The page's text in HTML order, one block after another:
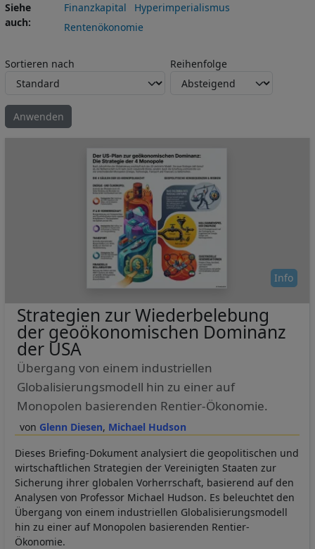
Siehe
auch
Finanzkapital
Hyperimperialismus
Rentenökonomie
Sortieren nach Reihenfolge
Info
Glenn Diesen Michael Hudson
Strategien zur Wiederbelebung
der geoökonomischen Dominanz
der USA
Übergang von einem industriellen
Globalisierungsmodell hin zu einer auf
Monopolen basierenden Rentier-Ökonomie.
Dieses Briefing-Dokument analysiert die geopolitischen und
wirtschaftlichen Strategien der Vereinigten Staaten zur
Sicherung ihrer globalen Vorherrschaft, basierend auf den
Analysen von Professor Michael Hudson. Es beleuchtet den
Übergang von einem industriellen Globalisierungsmodell
hin zu einer auf Monopolen basierenden Rentier-
Ökonomie.